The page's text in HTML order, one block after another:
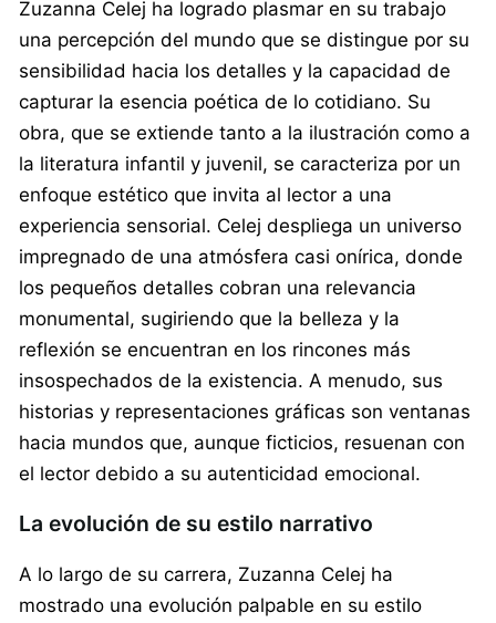
Zuzanna Celej ha logrado plasmar en su trabajo
una percepción del mundo que se distingue por su
sensibilidad hacia los detalles y la capacidad de
capturar la esencia poética de lo cotidiano. Su
obra, que se extiende tanto a la ilustración como a
la literatura infantil y juvenil, se caracteriza por un
enfoque estético que invita al lector a una
experiencia sensorial. Celej despliega un universo
impregnado de una atmósfera casi onírica, donde
los pequeños detalles cobran una relevancia
monumental, sugiriendo que la belleza y la
reflexión se encuentran en los rincones más
insospechados de la existencia. A menudo, sus
historias y representaciones gráficas son ventanas
hacia mundos que, aunque ficticios, resuenan con
el lector debido a su autenticidad emocional.
La evolución de su estilo narrativo
A lo largo de su carrera, Zuzanna Celej ha
mostrado una evolución palpable en su estilo